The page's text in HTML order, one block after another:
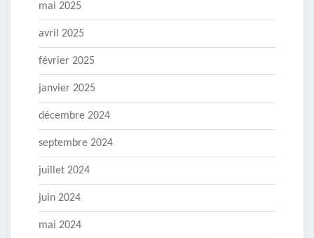
mai 2025
avril 2025
février 2025
janvier 2025
décembre 2024
septembre 2024
juillet 2024
juin 2024
mai 2024